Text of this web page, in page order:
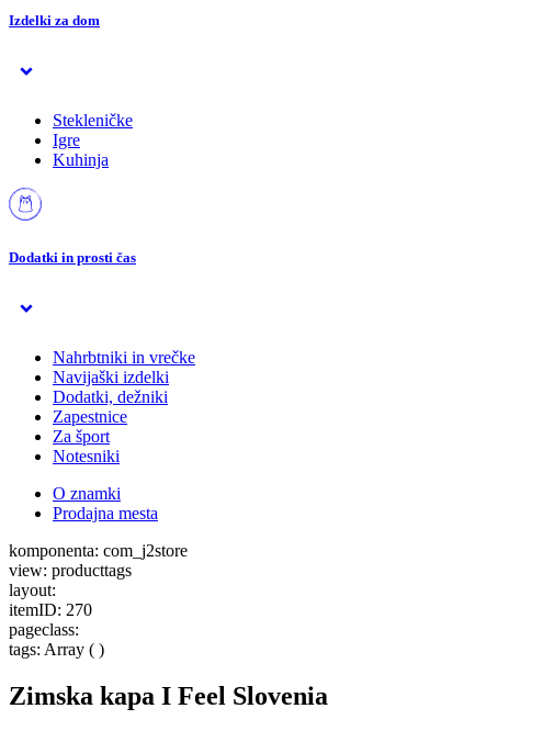
Izdelki za dom
Stekleničke
Igre
Kuhinja
Dodatki in prosti čas
Nahrbtniki in vrečke
Navijaški izdelki
Dodatki, dežniki
Zapestnice
Za šport
Notesniki
O znamki
Prodajna mesta
komponenta: com_j2store
view: producttags
layout:
itemID: 270
pageclass:
tags: Array ( )
Zimska kapa I Feel Slovenia